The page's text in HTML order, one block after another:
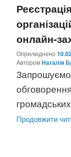
онлайн-
Оприлюднено
AвторомНаталія
Продовжити